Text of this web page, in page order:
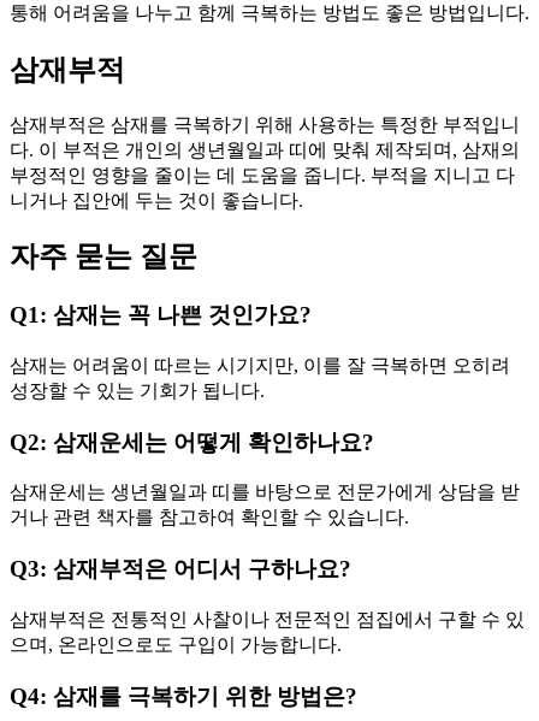
통해 어려움을 나누고 함께 극복하는 방법도 좋은 방법입니다.
삼재부적
삼재부적은 삼재를 극복하기 위해 사용하는 특정한 부적입니
다. 이 부적은 개인의 생년월일과 띠에 맞춰 제작되며, 삼재의
부정적인 영향을 줄이는 데 도움을 줍니다. 부적을 지니고 다
니거나 집안에 두는 것이 좋습니다.
자주 묻는 질문
Q1: 삼재는 꼭 나쁜 것인가요?
삼재는 어려움이 따르는 시기지만, 이를 잘 극복하면 오히려
성장할 수 있는 기회가 됩니다.
Q2: 삼재운세는 어떻게 확인하나요?
삼재운세는 생년월일과 띠를 바탕으로 전문가에게 상담을 받
거나 관련 책자를 참고하여 확인할 수 있습니다.
Q3: 삼재부적은 어디서 구하나요?
삼재부적은 전통적인 사찰이나 전문적인 점집에서 구할 수 있
으며, 온라인으로도 구입이 가능합니다.
Q4: 삼재를 극복하기 위한 방법은?